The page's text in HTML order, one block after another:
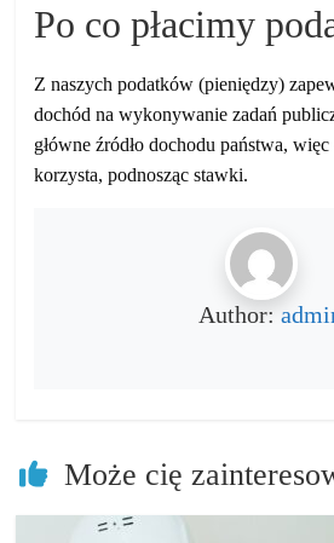
Po co płacimy
Z naszych podatków (pieniędzy)
dochód na wykonywanie zadań
główne źródło dochodu państwa,
korzysta, podnosząc stawki.
Author:
Może cię